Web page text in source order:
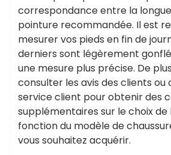
correspondance entre la
pointure recommandée. Il est
mesurer vos pieds en fin de
derniers sont légèrement
une mesure plus précise. De
consulter les avis des clients
service client pour obtenir des
supplémentaires sur le choix de
fonction du modèle de
vous souhaitez acquérir.